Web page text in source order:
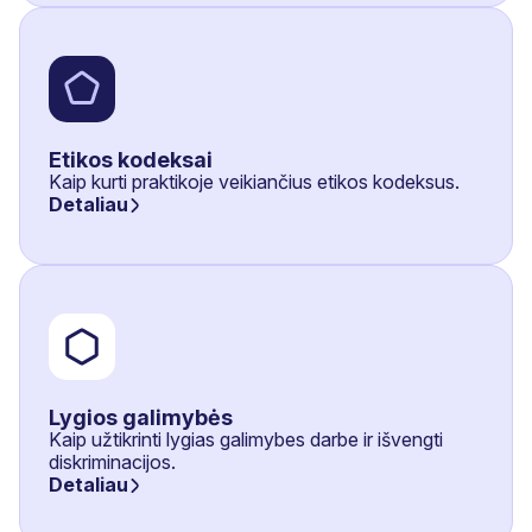
Etikos kodeksai
Kaip kurti praktikoje veikiančius etikos kodeksus.
Detaliau
Lygios galimybės
Kaip užtikrinti lygias galimybes darbe ir išvengti
diskriminacijos.
Detaliau